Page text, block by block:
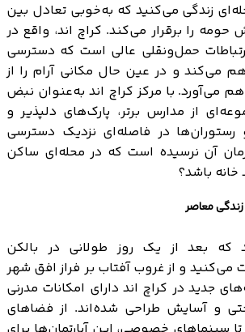
زندگی می‌کنید که به‌خوبی تعادل بین
را برقرار می‌کند. کراچ اند، واقع در
حمل‌ونقلی عالی است که دسترسی
می‌کند و در عین حال مکانی آرام را از
می‌آورد. با مرکز کراچ اند به‌عنوان نبض
از مدارس برتر، پارک‌های دلپذیر و
رستوران‌ها در فاصله‌ای نزدیک دسترسی
آن نرسیده است که در محله‌ای ساکن
خانه باشد؟
معاصر
که بعد از یک روز طولانی در بالکن
و از غروب آفتاب بر فراز افق شهر
جدید در کراچ اند دارای امکانات مدرنی
و آسایش طراحی شده‌اند. از فضاهای